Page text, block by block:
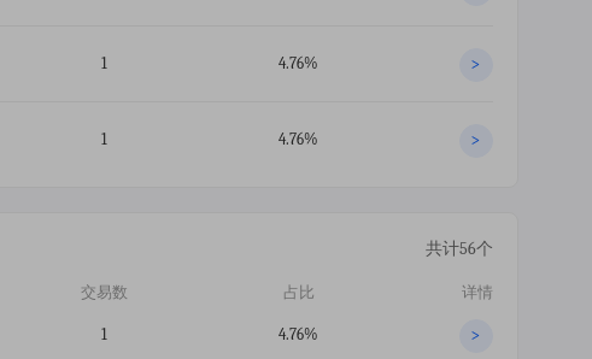
1 4.76% >
1 4.76% >
共计56个
交易数 占比 详情
1 4.76% >